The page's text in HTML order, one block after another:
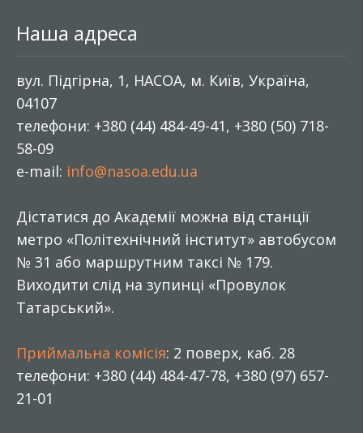
Наша адреса
вул. Підгірна, 1, НАСОА, м. Київ, Україна,
04107
телефони: +380 (44) 484-49-41, +380 (50) 718-
58-09
e-mail: info@nasoa.edu.ua
Дістатися до Академії можна від станції
метро «Політехнічний інститут» автобусом
№ 31 або маршрутним таксі № 179.
Виходити слід на зупинці «Провулок
Татарський».
Приймальна комісія: 2 поверх, каб. 28
телефони: +380 (44) 484-47-78, +380 (97) 657-
21-01